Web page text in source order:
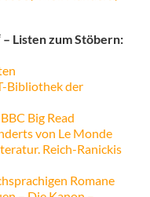
Listen zum Stöbern:
Bibliothek der
Big Read
von Le Monde
Reich-Ranickis
Romane